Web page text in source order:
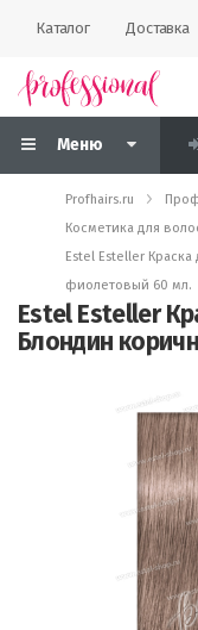
Каталог Доставка
Меню
Profhairs.ru
Косметика для
Estel Esteller
фиолетовый 60 мл.
Estel Esteller
Блондин